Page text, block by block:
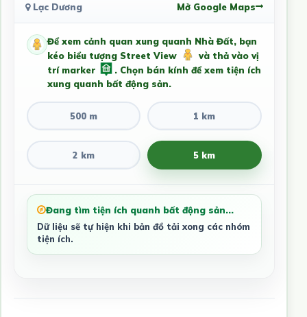
Lạc Dương Mở Google Maps
Để xem cảnh quan xung quanh Nhà Đất, bạn
kéo biểu tượng Street View
và thả vào vị
trí marker
. Chọn bán kính để xem tiện ích
xung quanh bất động sản.
500 m 1 km
2 km 5 km
Đang tìm tiện ích quanh bất động sản...
Dữ liệu sẽ tự hiện khi bản đồ tải xong các nhóm
tiện ích.